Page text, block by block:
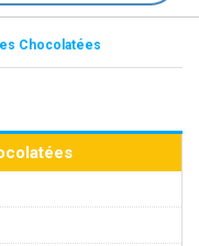
S)
DT
Chocolatées